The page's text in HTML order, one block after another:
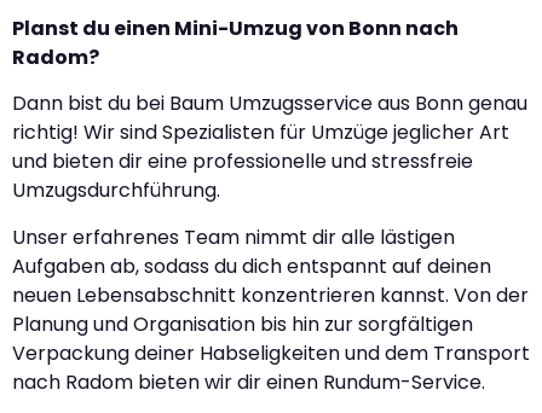
Planst du einen Mini-Umzug von Bonn nach
Radom?
Dann bist du bei Baum Umzugsservice aus Bonn genau
richtig! Wir sind Spezialisten für Umzüge jeglicher Art
und bieten dir eine professionelle und stressfreie
Umzugsdurchführung.
Unser erfahrenes Team nimmt dir alle lästigen
Aufgaben ab, sodass du dich entspannt auf deinen
neuen Lebensabschnitt konzentrieren kannst. Von der
Planung und Organisation bis hin zur sorgfältigen
Verpackung deiner Habseligkeiten und dem Transport
nach Radom bieten wir dir einen Rundum-Service.